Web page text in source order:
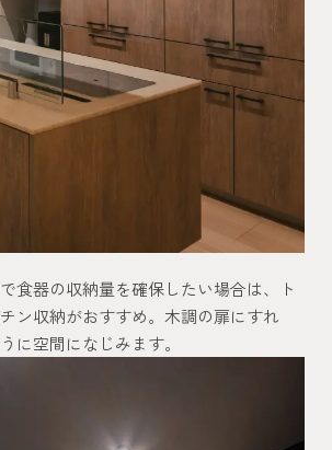
食器の収納量を確保したい場合は、ト
ン収納がおすすめ。木調の扉にすれ
に空間になじみます。